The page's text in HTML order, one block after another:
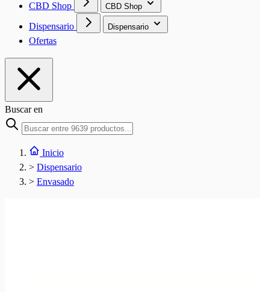
CBD Shop CBD Shop
Dispensario Dispensario
Ofertas
Buscar en
Inicio
> Dispensario
> Envasado